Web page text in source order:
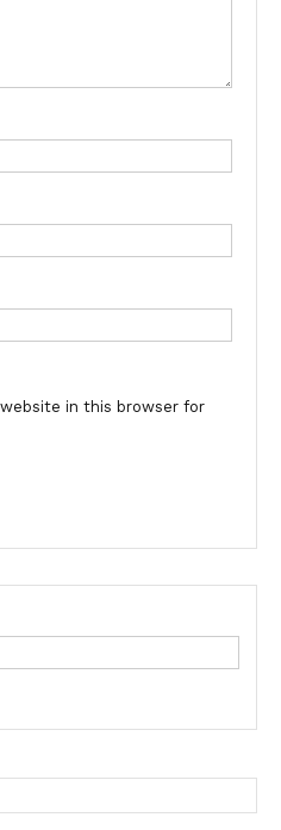
in this browser for